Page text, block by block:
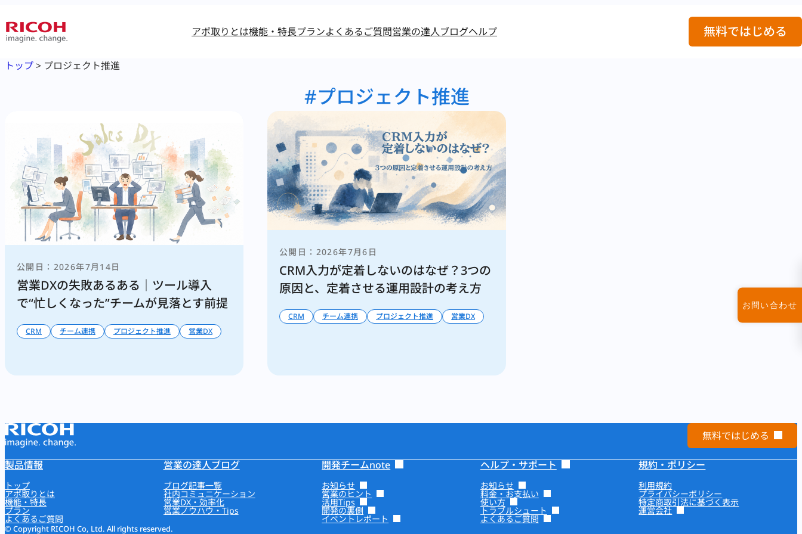
容
を
キ
アポ取りとは機能・特長プランよくあるご質問営業の達人ブログヘルプ 無料ではじめる
トップ> プロジェクト推進
プロジェクト推進
2026年7月14日
営業DXの失敗あるある｜ツール導入
で“忙しくなった”チームが見落とす前提
CRM チーム連携 プロジェクト推進 営業DX
2026年7月6日
CRM入力が定着しないのはなぜ？3つの
原因と、定着させる運用設計の考え方
CRM チーム連携 プロジェクト推進 営業DX
無料ではじめる
製品情報
トップ
アポ取りとは
機能・特長
プラン
よくあるご質問
営業の達人ブログ
ブログ記事一覧
社内コミュニケーション
営業DX・効率化
営業ノウハウ・Tips
開発チームnote
お知らせ
営業のヒント
活用Tips
開発の裏側
イベントレポート
ヘルプ・サポート
お知らせ
料金・お支払い
使い方
トラブルシュート
よくあるご質問
規約・ポリシー
利用規約
プライバシーポリシー
特定商取引法に基づく表示
運営会社
© Copyright RICOH Co, Ltd. All rights reserved.
お問い合わせ